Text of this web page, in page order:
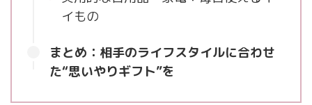
イもの
まとめ：相手のライフスタイルに合わせ
た“思いやりギフト”を